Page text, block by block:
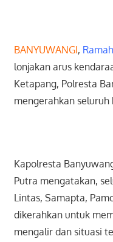
BANYUWANGI,
lonjakan arus
Ketapang, Polresta
mengerahkan
Kapolresta
Putra mengatakan,
Lintas, Samapta,
dikerahkan untuk
mengalir dan situasi